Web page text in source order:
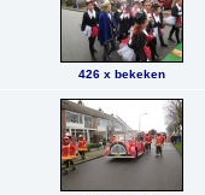
426 x bekeken